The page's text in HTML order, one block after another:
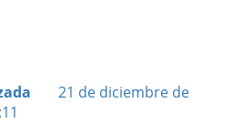
21 de diciembre de